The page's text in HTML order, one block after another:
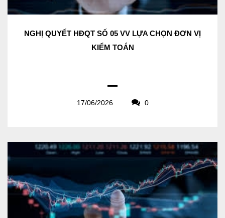
NGHỊ QUYẾT HĐQT SỐ 05 VV LỰA CHỌN ĐƠN VỊ
KIỂM TOÁN
17/06/2026 0